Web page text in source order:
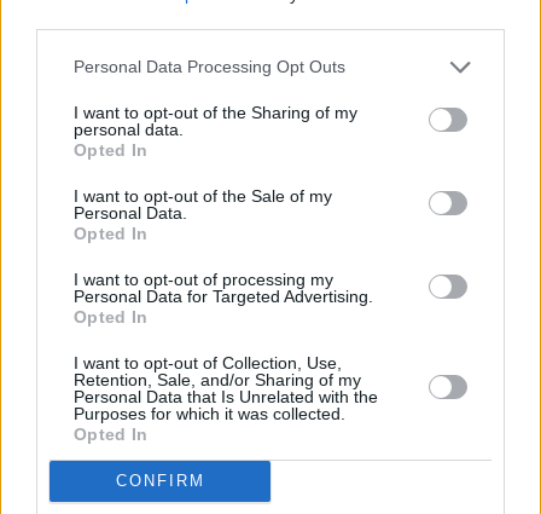
Personal Data Processing Opt Outs
I want to opt-out of the Sharing of my
personal data.
Opted In
I want to opt-out of the Sale of my
Personal Data.
Opted In
I want to opt-out of processing my
Personal Data for Targeted Advertising.
Opted In
I want to opt-out of Collection, Use,
Retention, Sale, and/or Sharing of my
Personal Data that Is Unrelated with the
Purposes for which it was collected.
Opted In
CONFIRM
Εγγραφείτε στο Stivostime των
Δανάη Τριανταφυλλίδου
Συνεργάζομαι με το Stivostime.GR από το 2022. Γράφω